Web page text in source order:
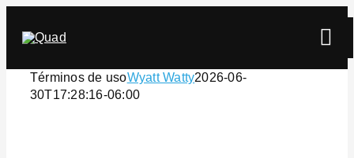
content
Términos de usoWyatt Watty2026-06-
30T17:28:16-06:00